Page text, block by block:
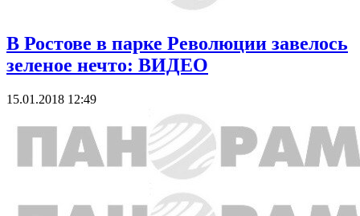
В Ростове в парке Революции завелось
зеленое нечто: ВИДЕО
15.01.2018 12:49